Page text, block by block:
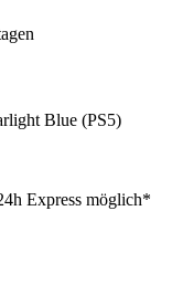
Blue (PS5)
Express möglich*